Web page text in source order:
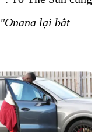
"Onana lại bắt